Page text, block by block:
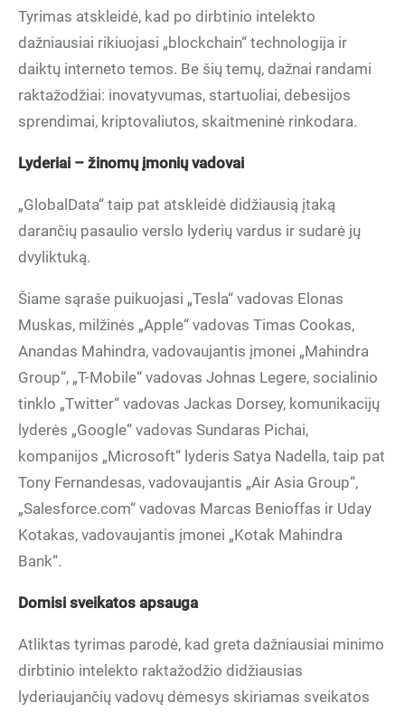
Tyrimas atskleidė, kad po dirbtinio intelekto
dažniausiai rikiuojasi „blockchain“ technologija ir
daiktų interneto temos. Be šių temų, dažnai randami
raktažodžiai: inovatyvumas, startuoliai, debesijos
sprendimai, kriptovaliutos, skaitmeninė rinkodara.
Lyderiai – žinomų įmonių vadovai
„GlobalData“ taip pat atskleidė didžiausią įtaką
darančių pasaulio verslo lyderių vardus ir sudarė jų
dvyliktuką.
Šiame sąraše puikuojasi „Tesla“ vadovas Elonas
Muskas, milžinės „Apple“ vadovas Timas Cookas,
Anandas Mahindra, vadovaujantis įmonei „Mahindra
Group“, „T-Mobile“ vadovas Johnas Legere, socialinio
tinklo „Twitter“ vadovas Jackas Dorsey, komunikacijų
lyderės „Google“ vadovas Sundaras Pichai,
kompanijos „Microsoft“ lyderis Satya Nadella, taip pat
Tony Fernandesas, vadovaujantis „Air Asia Group“,
„Salesforce.com“ vadovas Marcas Benioffas ir Uday
Kotakas, vadovaujantis įmonei „Kotak Mahindra
Bank“.
Domisi sveikatos apsauga
Atliktas tyrimas parodė, kad greta dažniausiai minimo
dirbtinio intelekto raktažodžio didžiausias
lyderiaujančių vadovų dėmesys skiriamas sveikatos